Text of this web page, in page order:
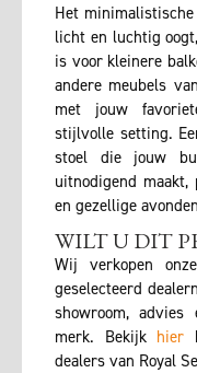
Het
licht en luchtig
is voor kleinere
andere meubels
met jouw
stijlvolle setting.
stoel die jouw
uitnodigend maakt,
en gezellige
WILT U DIT
Wij verkopen
geselecteerd
showroom,
merk. Bekijk hier
dealers van Royal